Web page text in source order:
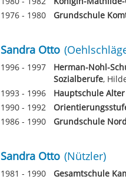
1976 - 1980
Grundschule
Sandra Otto
1996 - 1997
Herman-Nohl-
Sozialberufe,
1993 - 1996
Hauptschule
1990 - 1992
1986 - 1990
Grundschule
Sandra Otto (Nützler)
1981 - 1990 Gesamtschule